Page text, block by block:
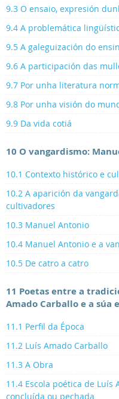
9.3 O ensaio, expresión
9.4 A problemática
9.5 A galeguización do
9.6 A participación das
9.7 Por unha literatura
9.8 Por unha visión do
9.9 Da vida cotiá
10 O vangardismo:
10.1 Contexto histórico e
10.2 A aparición da
cultivadores
10.3 Manuel Antonio
10.4 Manuel Antonio e a
10.5 De catro a catro
11 Poetas entre a
Amado Carballo e a súa
11.1 Perfil da Época
11.2 Luís Amado Carballo
11.3 A Obra
11.4 Escola poética de
concluída ou pechada